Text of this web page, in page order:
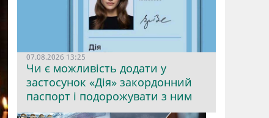
07.08.2026 13:25
Чи є можливість додати у
застосунок «Дія» закордонний
паспорт і подорожувати з ним